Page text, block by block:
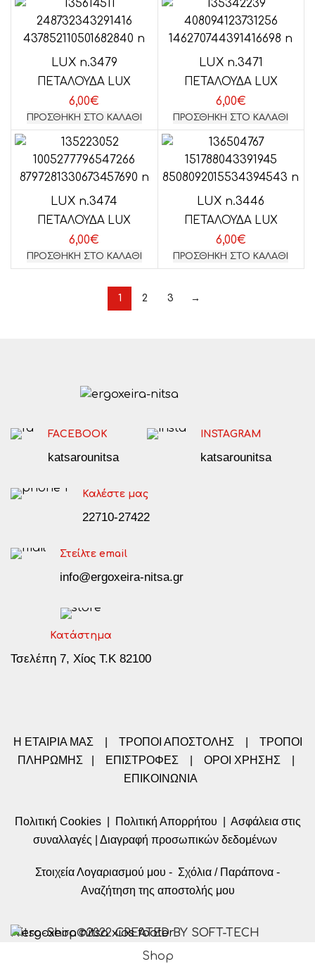
LUX n.3479
ΠΕΤΑΛΟΥΔΑ LUX
6,00€
ΠΡΟΣΘΉΚΗ ΣΤΟ ΚΑΛΆΘΙ
LUX n.3471
ΠΕΤΑΛΟΥΔΑ LUX
6,00€
ΠΡΟΣΘΉΚΗ ΣΤΟ ΚΑΛΆΘΙ
LUX n.3474
ΠΕΤΑΛΟΥΔΑ LUX
6,00€
ΠΡΟΣΘΉΚΗ ΣΤΟ ΚΑΛΆΘΙ
LUX n.3446
ΠΕΤΑΛΟΥΔΑ LUX
6,00€
ΠΡΟΣΘΉΚΗ ΣΤΟ ΚΑΛΆΘΙ
1 2 3 →
FACEBOOK
katsarounitsa
INSTAGRAM
katsarounitsa
Καλέστε μας
22710-27422
Στείλτε email
info@ergoxeira-nitsa.gr
Κατάστημα
Τσελέπη 7, Χίος Τ.Κ 82100
Η ΕΤΑΙΡΙΑ ΜΑΣ ΤΡΟΠΟΙ ΑΠΟΣΤΟΛΗΣ
ΤΡΟΠΟΙ
ΠΛΗΡΩΜΗΣ
ΕΠΙΣΤΡΟΦΕΣ ΟΡΟΙ ΧΡΗΣΗΣ
ΕΠΙΚΟΙΝΩΝΙΑ
Πολιτική Cookies| Πολιτική Απορρήτου
Ασφάλεια στις
συναλλαγές
Διαγραφή προσωπικών δεδομένων
Στοιχεία Λογαριασμού μου - Σχόλια / Παράπονα -
Αναζήτηση της αποστολής μου
Nitsa-Shop©2022 CREATED BY SOFT-TECH
Shop